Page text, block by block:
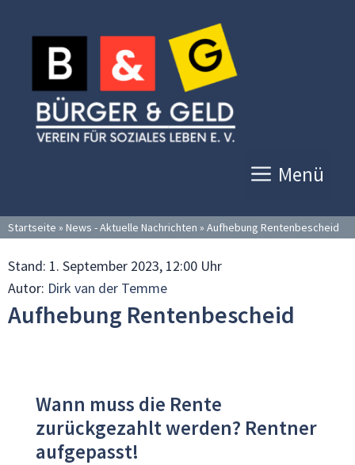
Inhalt
springen
Menü
Startseite » News - Aktuelle Nachrichten » Aufhebung Rentenbescheid
Stand: 1. September 2023, 12:00 Uhr
Autor: Dirk van der Temme
Aufhebung Rentenbescheid
Wann muss die Rente
zurückgezahlt werden? Rentner
aufgepasst!